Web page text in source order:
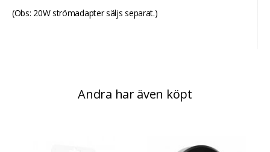
(Obs: 20W strömadapter säljs separat.)
Andra har även köpt